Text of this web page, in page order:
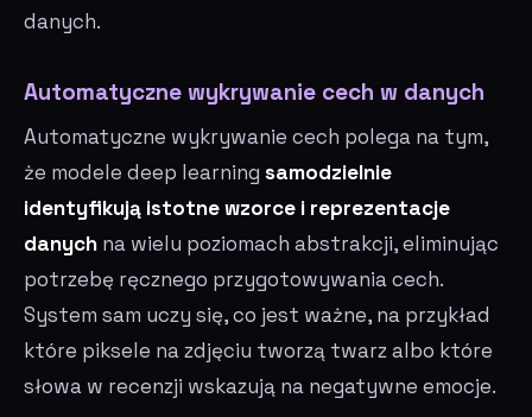
danych.
Automatyczne wykrywanie cech w danych
Automatyczne wykrywanie cech polega na tym,
że modele deep learning samodzielnie
identyfikują istotne wzorce i reprezentacje
danych na wielu poziomach abstrakcji, eliminując
potrzebę ręcznego przygotowywania cech.
System sam uczy się, co jest ważne, na przykład
które piksele na zdjęciu tworzą twarz albo które
słowa w recenzji wskazują na negatywne emocje.